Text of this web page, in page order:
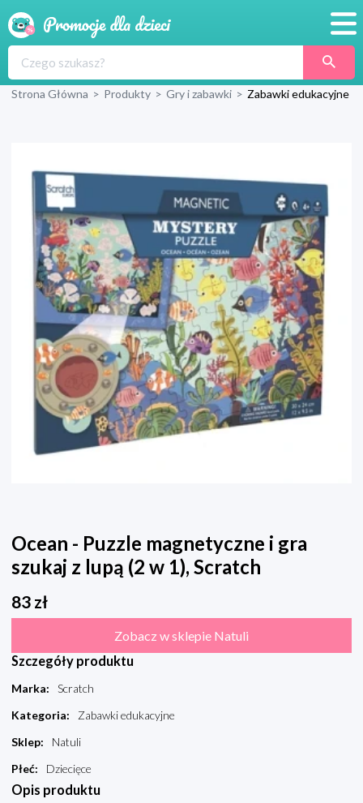
Produkty
Blog
Wyprawka
Strona Główna > Produkty > Gry i zabawki > Zabawki edukacyjne
Ocean - Puzzle magnetyczne i gra
szukaj z lupą (2 w 1), Scratch
83 zł
Zobacz w sklepie Natuli
Szczegóły produktu
Marka:
Scratch
Kategoria:
Zabawki edukacyjne
Sklep:
Natuli
Płeć: Dziecięce
Opis produktu